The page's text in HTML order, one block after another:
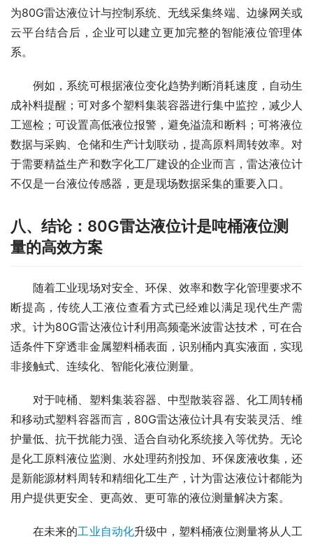
为80G雷达液位计与控制系统、无线采集终端、边缘网关或
云平台结合后，企业可以建立更加完整的智能液位管理体
系。
例如，系统可根据液位变化趋势判断消耗速度，自动生
成补料提醒；可对多个塑料集装容器进行集中监控，减少人
工巡检；可设置高低液位报警，避免溢流和断料；可将液位
数据与采购、仓储和生产计划联动，提高原料周转效率。对
于需要精益生产和数字化工厂建设的企业而言，雷达液位计
不仅是一台液位传感器，更是现场数据采集的重要入口。
八、结论：80G雷达液位计是吨桶液位测
量的高效方案
随着工业现场对安全、环保、效率和数字化管理要求不
断提高，传统人工液位查看方式已经难以满足现代生产需
求。计为80G雷达液位计利用高频毫米波雷达技术，可在合
适条件下穿透非金属塑料桶表面，识别桶内真实液面，实现
非接触式、连续化、智能化液位测量。
对于吨桶、塑料集装容器、中型散装容器、化工周转桶
和移动式塑料容器而言，80G雷达液位计具有安装灵活、维
护量低、抗干扰能力强、适合自动化系统接入等优势。无论
是化工原料液位监测、水处理药剂投加、环保废液收集，还
是新能源材料周转和精细化工生产，计为雷达液位计都能为
用户提供更安全、更高效、更可靠的液位测量解决方案。
在未来的工业自动化升级中，塑料桶液位测量将从人工